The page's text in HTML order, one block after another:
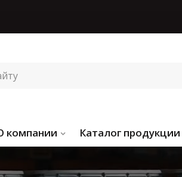
компании Каталог продукции